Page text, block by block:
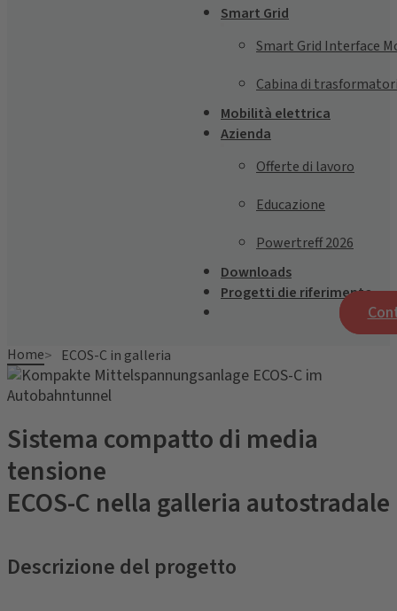
Smart Grid
Smart Grid Interface
Cabina di
Mobilità elettrica
Azienda
Offerte di lavoro
Educazione
Powertreff 2026
Downloads
Progetti die riferimento
Home ECOS-C in galleria
Sistema compatto di media
tensione
ECOS-C nella galleria autostradale
Descrizione del progetto